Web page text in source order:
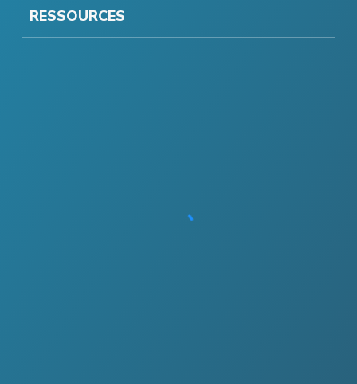
RESSOURCES